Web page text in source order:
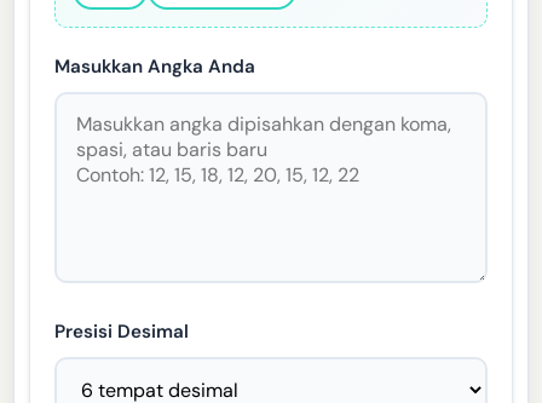
Masukkan Angka Anda
Presisi Desimal